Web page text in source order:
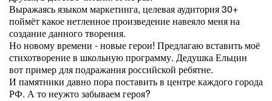
Выражаясь языком маркетинга, целевая аудитория 30+
поймёт какое нетленное произведение навеяло меня на
создание данного творения.
Но новому времени - новые герои! Предлагаю вставить моё
стихотворение в школьную программу. Дедушка Ельцин
вот пример для подражания российской ребятне.
И памятники давно пора поставить в центре каждого города
РФ. А то неужто забываем героя?